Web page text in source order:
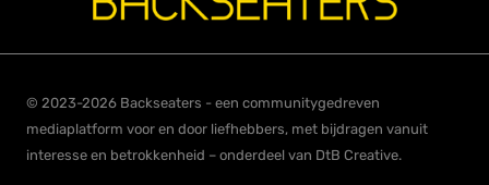
© 2023-2026 Backseaters - een communitygedreven
mediaplatform voor en door liefhebbers, met bijdragen vanuit
interesse en betrokkenheid – onderdeel van DtB Creative.